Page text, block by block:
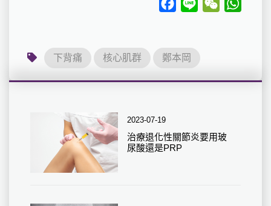
Facebook
Line WeChat
下背痛 核心肌群 鄭本岡
2023-07-19
治療退化性關節炎要用玻
尿酸還是PRP